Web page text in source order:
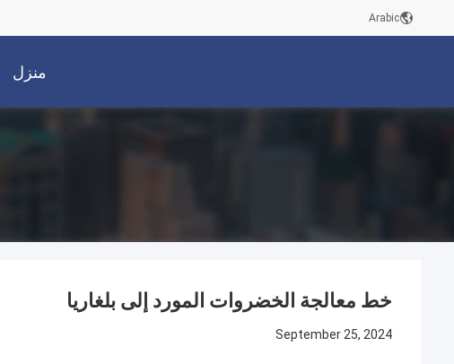
Arabic
منزل
خط معالجة الخضروات المورد إلى بلغاريا
September 25, 2024